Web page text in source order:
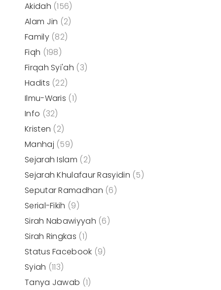
Akidah (156)
Alam Jin (2)
Family (82)
Fiqh (198)
Firqah Syi'ah (3)
Hadits (22)
Ilmu-Waris (1)
Info (32)
Kristen (2)
Manhaj (59)
Sejarah Islam (2)
Sejarah Khulafaur Rasyidin (5)
Seputar Ramadhan (6)
Serial-Fikih (9)
Sirah Nabawiyyah (6)
Sirah Ringkas (1)
Status Facebook (9)
Syiah (113)
Tanya Jawab (1)